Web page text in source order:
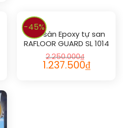
-45%
Sơn sàn Epoxy tự san
RAFLOOR GUARD SL 1014
2.250.000₫
1.237.500₫